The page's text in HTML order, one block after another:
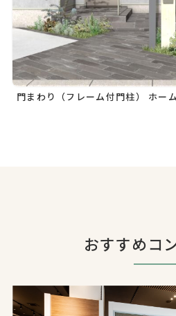
門まわり（フレーム付門柱） ホー
おすすめコ